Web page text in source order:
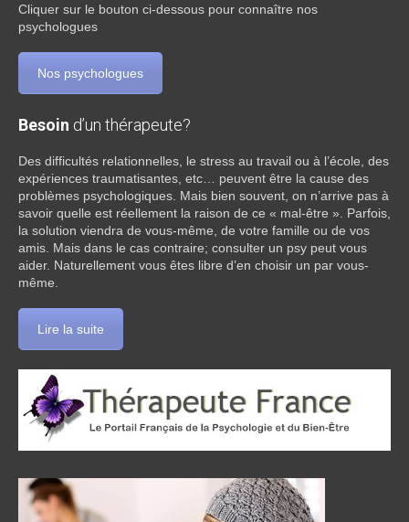
Cliquer sur le bouton ci-dessous pour connaître nos
psychologues
Nos psychologues
Besoin d’un thérapeute?
Des difficultés relationnelles, le stress au travail ou à l’école, des
expériences traumatisantes, etc… peuvent être la cause des
problèmes psychologiques. Mais bien souvent, on n’arrive pas à
savoir quelle est réellement la raison de ce « mal-être ». Parfois,
la solution viendra de vous-même, de votre famille ou de vos
amis. Mais dans le cas contraire; consulter un psy peut vous
aider. Naturellement vous êtes libre d’en choisir un par vous-
même.
Lire la suite